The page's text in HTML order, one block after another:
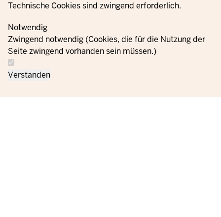
Technische Cookies sind zwingend erforderlich.
Notwendig
Zwingend notwendig (Cookies, die für die Nutzung der
Seite zwingend vorhanden sein müssen.)
Verstanden